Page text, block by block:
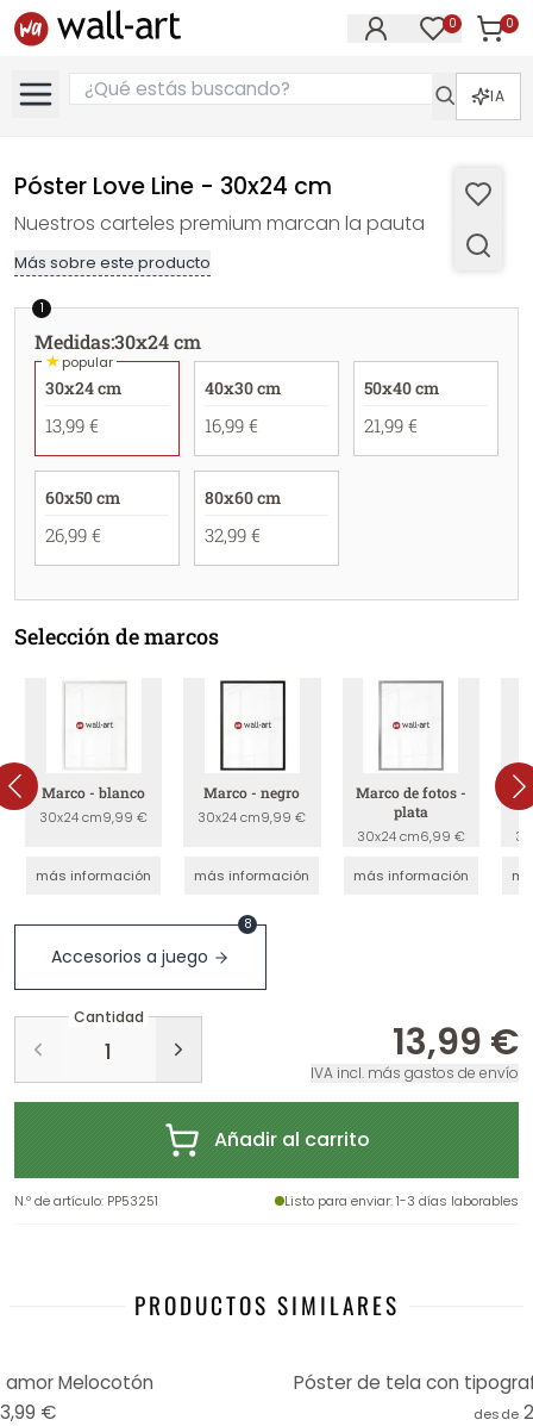
0 0
IA
Póster Love Line - 30x24 cm
Nuestros carteles premium marcan la pauta
Más sobre este producto
1
Medidas:30x24 cm
★popular
30x24 cm
13,99 €
40x30 cm
16,99 €
50x40 cm
21,99 €
60x50 cm
26,99 €
80x60 cm
32,99 €
Selección de marcos
Marco - blanco
30x24 cm9,99 €
más información
Marco - negro
30x24 cm9,99 €
más información
Marco de fotos -
plata
30x24 cm6,99 €
más información
Accesorios a juego
8
Cantidad
13,99 €
IVA incl. más gastos de envío
Añadir al carrito
N.º de artículo: PP53251 Listo para enviar: 1-3 días laborables
PRODUCTOS SIMILARES
Melocotón
€
Póster de tela con
desde